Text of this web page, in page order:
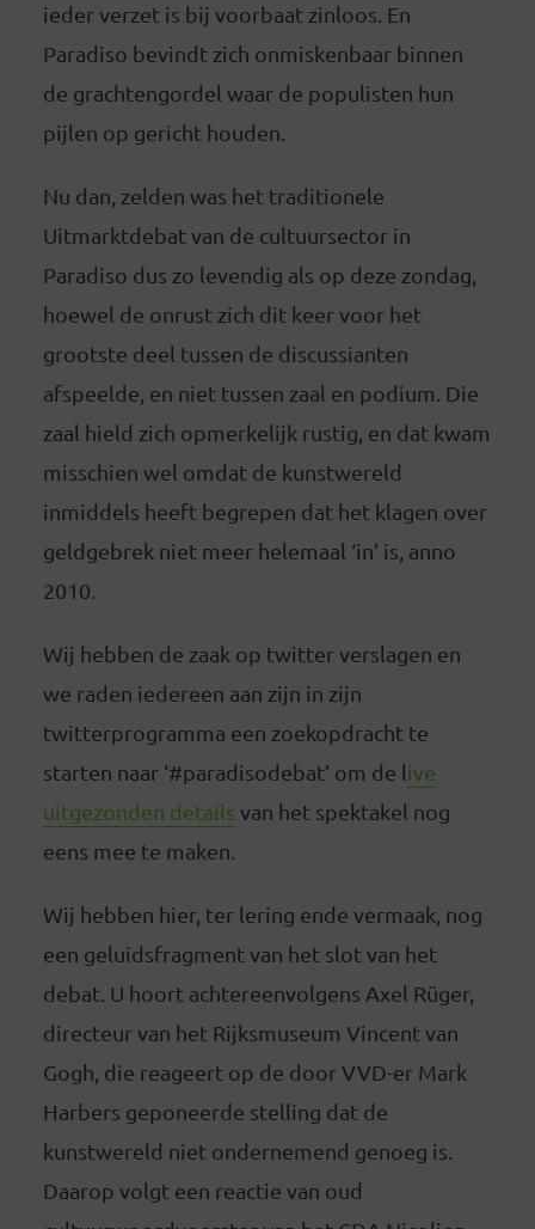
ieder verzet is bij voorbaat zinloos. En
Paradiso bevindt zich onmiskenbaar binnen
de grachtengordel waar de populisten hun
pijlen op gericht houden.
Nu dan, zelden was het traditionele
Uitmarktdebat van de cultuursector in
Paradiso dus zo levendig als op deze zondag,
hoewel de onrust zich dit keer voor het
grootste deel tussen de discussianten
afspeelde, en niet tussen zaal en podium. Die
zaal hield zich opmerkelijk rustig, en dat kwam
misschien wel omdat de kunstwereld
inmiddels heeft begrepen dat het klagen over
geldgebrek niet meer helemaal ‘in’ is, anno
2010.
Wij hebben de zaak op twitter verslagen en
we raden iedereen aan zijn in zijn
twitterprogramma een zoekopdracht te
starten naar ‘#paradisodebat’ om de live
uitgezonden details van het spektakel nog
eens mee te maken.
Wij hebben hier, ter lering ende vermaak, nog
een geluidsfragment van het slot van het
debat. U hoort achtereenvolgens Axel Rüger,
directeur van het Rijksmuseum Vincent van
Gogh, die reageert op de door VVD-er Mark
Harbers geponeerde stelling dat de
kunstwereld niet ondernemend genoeg is.
Daarop volgt een reactie van oud